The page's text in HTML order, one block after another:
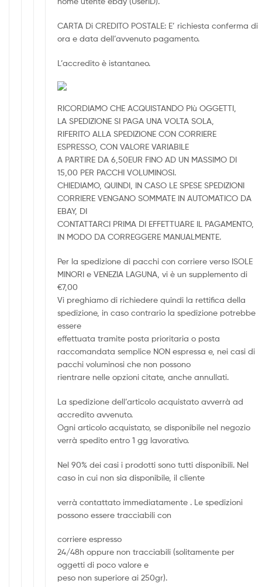
CARTA Di CREDITO POSTALE: E’ richiesta conferma di
ora e data dell’avvenuto pagamento.
L’accredito è istantaneo.
RICORDIAMO CHE ACQUISTANDO PIù OGGETTI,
LA SPEDIZIONE SI PAGA UNA VOLTA SOLA,
RIFERITO ALLA SPEDIZIONE CON CORRIERE
ESPRESSO, CON VALORE VARIABILE
A PARTIRE DA 6,50EUR FINO AD UN MASSIMO DI
15,00 PER PACCHI VOLUMINOSI.
CHIEDIAMO, QUINDI, IN CASO LE SPESE SPEDIZIONI
CORRIERE VENGANO SOMMATE IN AUTOMATICO DA
EBAY, DI
CONTATTARCI PRIMA DI EFFETTUARE IL PAGAMENTO,
IN MODO DA CORREGGERE MANUALMENTE.
Per la spedizione di pacchi con corriere verso ISOLE
MINORI e VENEZIA LAGUNA, vi è un supplemento di
€7,00
Vi preghiamo di richiedere quindi la rettifica della
spedizione, in caso contrario la spedizione potrebbe
essere
effettuata tramite posta prioritaria o posta
raccomandata semplice NON espressa e, nei casi di
pacchi voluminosi che non possono
rientrare nelle opzioni citate, anche annullati.
La spedizione dell’articolo acquistato avverrà ad
accredito avvenuto.
Ogni articolo acquistato, se disponibile nel negozio
verrà spedito entro 1 gg lavorativo.
Nel 90% dei casi i prodotti sono tutti disponibili. Nel
caso in cui non sia disponibile, il cliente
verrà contattato immediatamente . Le spedizioni
possono essere tracciabili con
corriere espresso
24/48h oppure non tracciabili (solitamente per
oggetti di poco valore e
peso non superiore ai 250gr).